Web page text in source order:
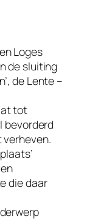
Loges
de sluiting
de Lente –
tot
bevorderd
die daar